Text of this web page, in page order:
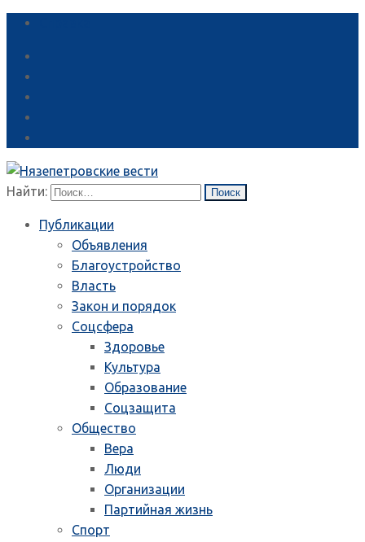
Найти:
Публикации
Объявления
Благоустройство
Власть
Закон и порядок
Соцсфера
Здоровье
Культура
Образование
Соцзащита
Общество
Вера
Люди
Организации
Партийная жизнь
Спорт